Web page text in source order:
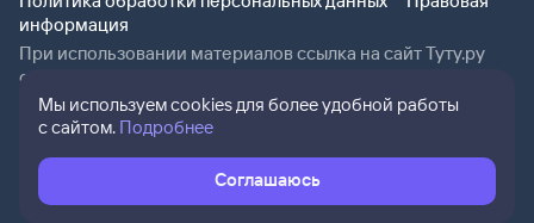
информация
При использовании материалов ссылка на сайт Туту.ру
обязательна.
Мы используем cookies для более удобной работы
с сайтом. Подробнее
Соглашаюсь